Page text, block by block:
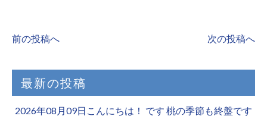
前の投稿へ 次の投稿へ
最新の投稿
2026年08月09日こんにちは！ です 桃の季節も終盤です